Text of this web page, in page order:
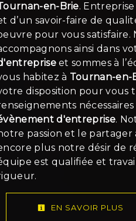
en-Brie.
d’un savoir-faire de
pour vous satisfaire.
ainsi dans
et sommes à
habitez à Tournan-en-
disposition pour vous
d'entreprise.
passion et le partager
plus notre désir de
est qualifiée et
EN SAVOIR PLUS